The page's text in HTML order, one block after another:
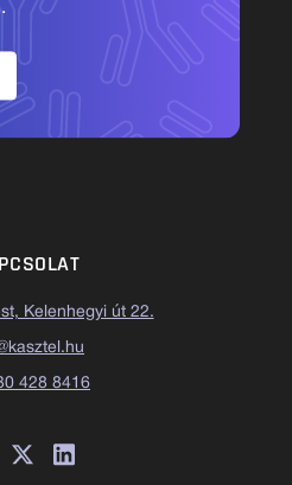
Kelenhegyi út 22.
428 8416